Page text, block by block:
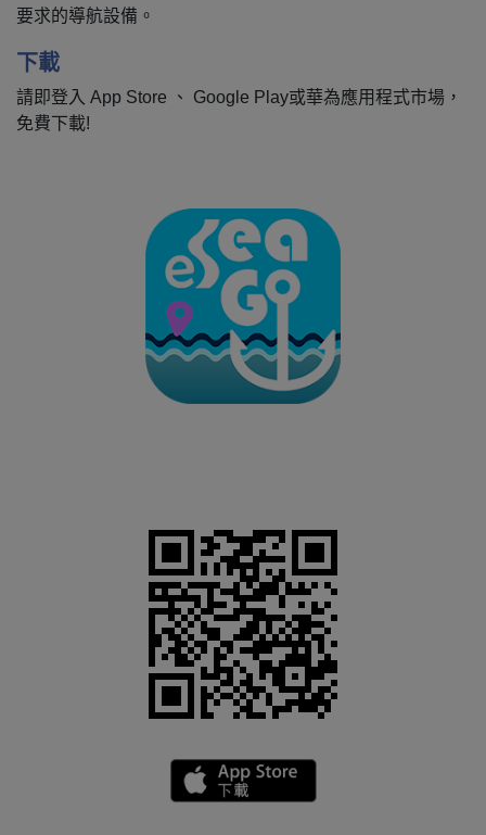
要求的導航設備。
下載
請即登入 App Store 、 Google Play或華為應用程式市場，
免費下載!